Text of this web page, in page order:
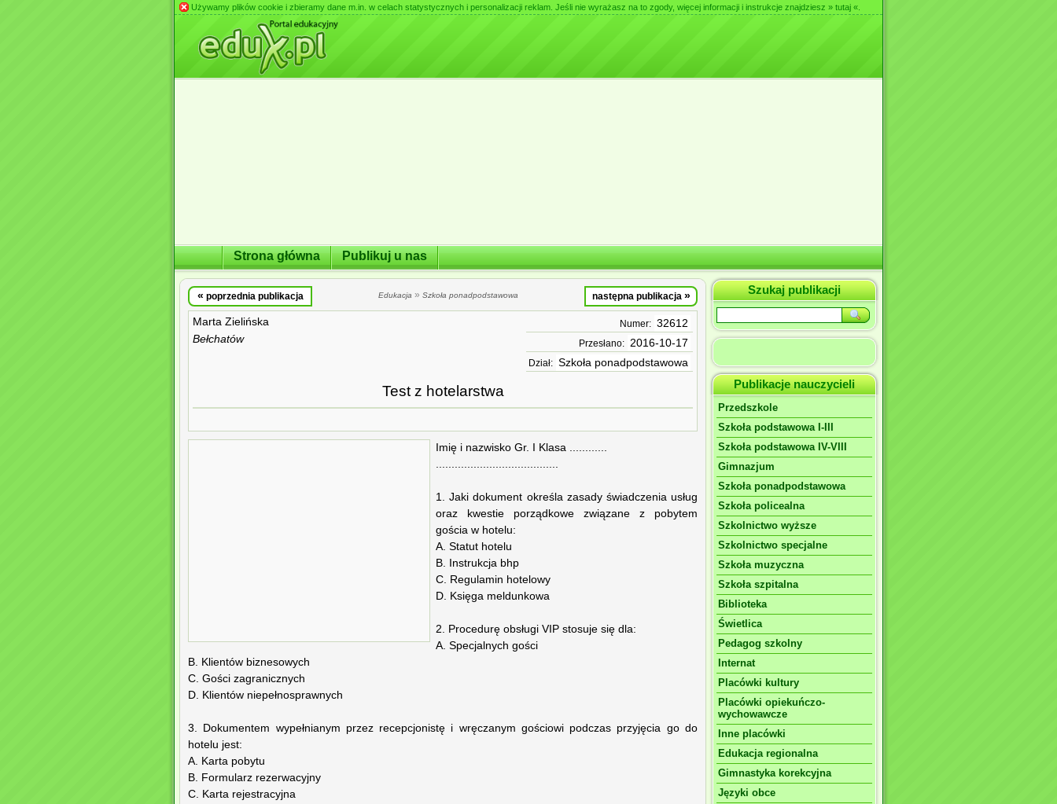
Używamy plików cookie i zbieramy dane m.in. w celach statystycznych i personalizacji reklam. Jeśli nie wyrażasz na to zgody, więcej informacji i instrukcje znajdziesz » tutaj «
Strona główna Publikuj u nas
« poprzednia publikacja Edukacja » Szkoła ponadpodstawowa następna publikacja »
Marta Zielińska
Bełchatów
Numer: 32612
Przesłano: 2016-10-17
Dział: Szkoła ponadpodstawowa
Test z hotelarstwa
Imię i nazwisko Gr. I Klasa ............
.......................................
1. Jaki dokument określa zasady świadczenia usług
oraz kwestie porządkowe związane z pobytem
gościa w hotelu:
A. Statut hotelu
B. Instrukcja bhp
C. Regulamin hotelowy
D. Księga meldunkowa
2. Procedurę obsługi VIP stosuje się dla:
A. Specjalnych gości
B. Klientów biznesowych
C. Gości zagranicznych
D. Klientów niepełnosprawnych
3. Dokumentem wypełnianym przez recepcjonistę i wręczanym gościowi podczas przyjęcia go do
hotelu jest:
A. Karta pobytu
B. Formularz rezerwacyjny
C. Karta rejestracyjna
Szukaj publikacji
Publikacje nauczycieli
Przedszkole
Szkoła podstawowa I-III
Szkoła podstawowa IV-VIII
Gimnazjum
Szkoła ponadpodstawowa
Szkoła policealna
Szkolnictwo wyższe
Szkolnictwo specjalne
Szkoła muzyczna
Szkoła szpitalna
Biblioteka
Świetlica
Pedagog szkolny
Internat
Placówki kultury
Placówki opiekuńczo-
wychowawcze
Inne placówki
Edukacja regionalna
Gimnastyka korekcyjna
Języki obce